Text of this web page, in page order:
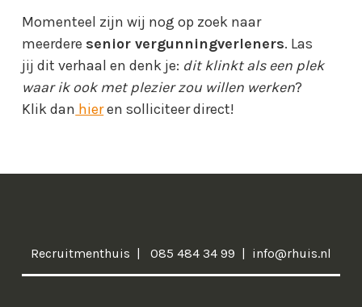
Momenteel zijn wij nog op zoek naar
meerdere senior vergunningverleners. Las
jij dit verhaal en denk je: dit klinkt als een plek
waar ik ook met plezier zou willen werken?
Klik dan hieren solliciteer direct!
Recruitmenthuis 085 484 34 99 info@rhuis.nl